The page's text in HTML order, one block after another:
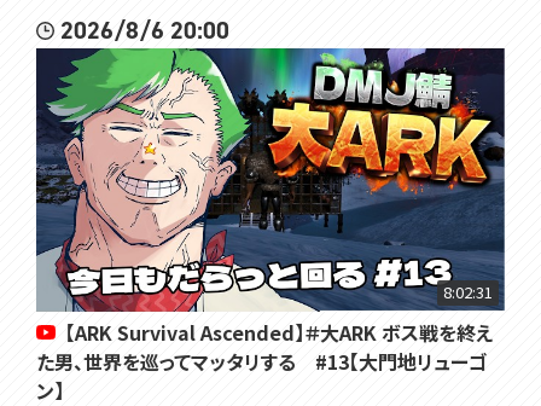
2026/8/6 20:00
8:02:31
【ARK Survival Ascended】＃大ARK ボス戦を終え
た男、世界を巡ってマッタリする #13【大門地リューゴ
ン】